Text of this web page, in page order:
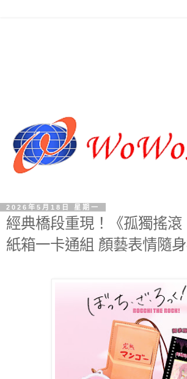
2026年5月18日 星期一
經典橋段重現！《孤獨搖滾
紙箱一卡通組 顏藝表情隨